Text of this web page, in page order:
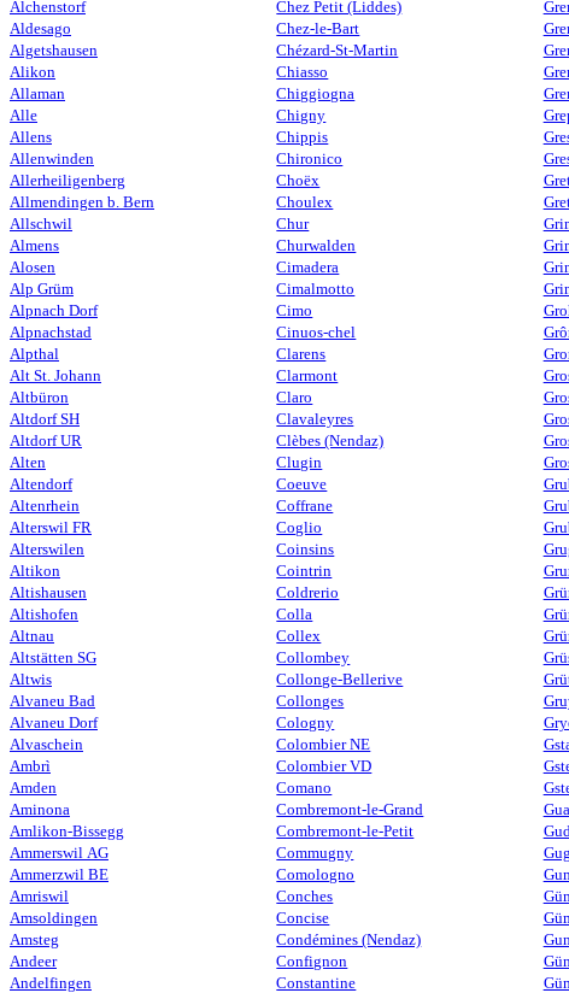
Alchenstorf
Aldesago
Algetshausen
Alikon
Allaman
Alle
Allens
Allenwinden
Allerheiligenberg
Allmendingen b. Bern
Allschwil
Almens
Alosen
Alp Grüm
Alpnach Dorf
Alpnachstad
Alpthal
Alt St. Johann
Altbüron
Altdorf SH
Altdorf UR
Alten
Altendorf
Altenrhein
Alterswil FR
Alterswilen
Altikon
Altishausen
Altishofen
Altnau
Altstätten SG
Altwis
Alvaneu Bad
Alvaneu Dorf
Alvaschein
Ambrì
Amden
Aminona
Amlikon-Bissegg
Ammerswil AG
Ammerzwil BE
Amriswil
Amsoldingen
Amsteg
Andeer
Andelfingen
Chez Petit (Liddes)
Chez-le-Bart
Chézard-St-Martin
Chiasso
Chiggiogna
Chigny
Chippis
Chironico
Choëx
Choulex
Chur
Churwalden
Cimadera
Cimalmotto
Cimo
Cinuos-chel
Clarens
Clarmont
Claro
Clavaleyres
Clèbes (Nendaz)
Clugin
Coeuve
Coffrane
Coglio
Coinsins
Cointrin
Coldrerio
Colla
Collex
Collombey
Collonge-Bellerive
Collonges
Cologny
Colombier NE
Colombier VD
Comano
Combremont-le-Grand
Combremont-le-Petit
Commugny
Comologno
Conches
Concise
Condémines (Nendaz)
Confignon
Constantine